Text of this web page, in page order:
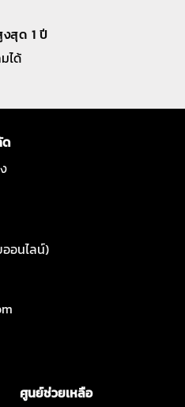
สุด 1 ปี
ได้
ออนไลน์)
ศูนย์ช่วยเหลือ